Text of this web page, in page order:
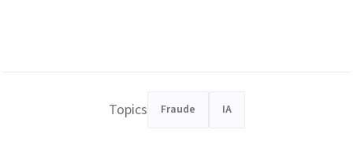
Topics Fraude IA